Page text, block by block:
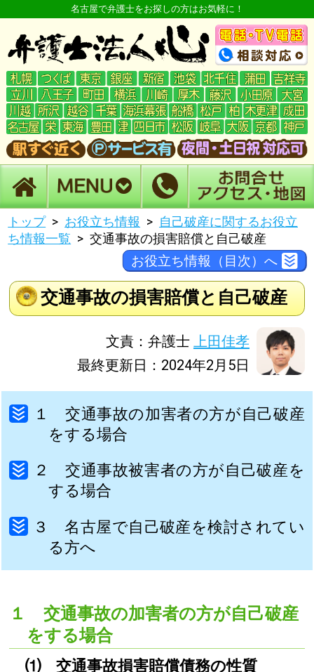
名古屋で弁護士をお探しの方はお気軽に！
トップ お役立ち情報
自己破産に関するお役立
ち情報一覧
交通事故の損害賠償と自己破産
お役立ち情報（目次）へ
交通事故の損害賠償と自己破産
文責：弁護士 上田佳孝
最終更新日：2024年2月5日
１ 交通事故の加害者の方が自己破産
をする場合
２ 交通事故被害者の方が自己破産を
する場合
３ 名古屋で自己破産を検討されてい
る方へ
１ 交通事故の加害者の方が自己破産
をする場合
⑴ 交通事故損害賠償債務の性質